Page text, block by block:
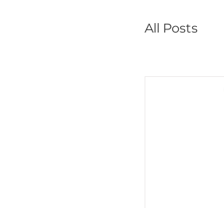
All Posts